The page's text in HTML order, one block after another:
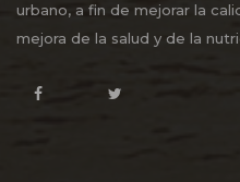
urbano, a fin de mejorar la
mejora de la salud y de la